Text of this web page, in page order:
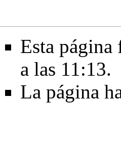
Esta
a las 11:13.
La página